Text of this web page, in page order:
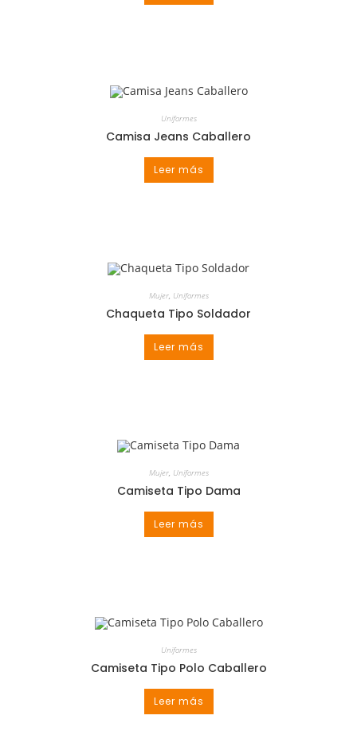
Uniformes
Camisa Jeans Caballero
Leer más
Mujer, Uniformes
Chaqueta Tipo Soldador
Leer más
Mujer, Uniformes
Camiseta Tipo Dama
Leer más
Uniformes
Camiseta Tipo Polo Caballero
Leer más